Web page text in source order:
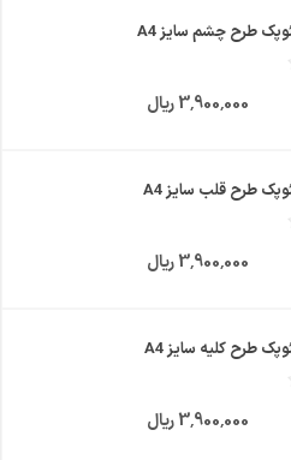
3٬900٬000 ریال
3٬900٬000 ریال
3٬900٬000 ریال